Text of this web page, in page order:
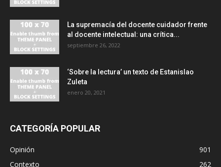
La supremacía del docente cuidador frente
al docente intelectual: una crítica...
septiembre 26, 2022
‘Sobre la lectura’ un texto de Estanislao
Zuleta
enero 20, 2021
CATEGORÍA POPULAR
Opinión
901
Contexto
262